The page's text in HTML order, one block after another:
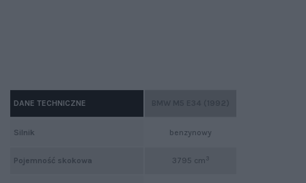
benzynowy
3795 cm 3
DANE TECHNICZNE
Silnik
Pojemność skokowa